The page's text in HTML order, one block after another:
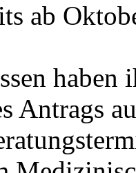
ab
haben
Antrags